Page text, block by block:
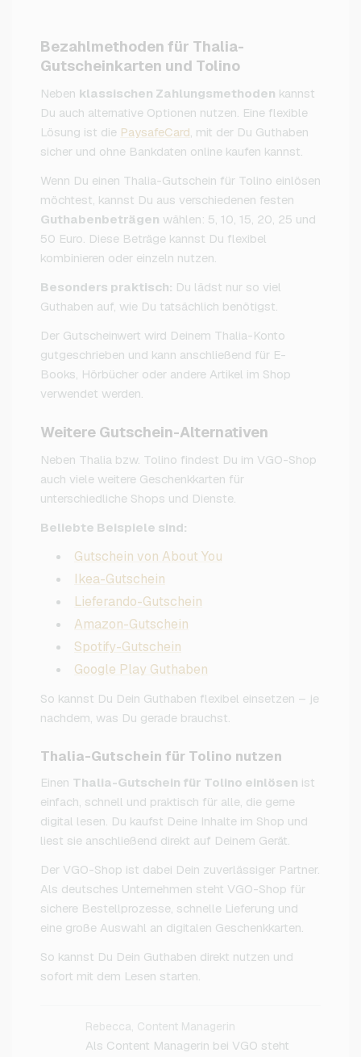
Bezahlmethoden für Thalia-
Gutscheinkarten und Tolino
Neben klassischen Zahlungsmethoden kannst
Du auch alternative Optionen nutzen. Eine flexible
Lösung ist die PaysafeCard, mit der Du Guthaben
sicher und ohne Bankdaten online kaufen kannst.
Wenn Du einen Thalia-Gutschein für Tolino einlösen
möchtest, kannst Du aus verschiedenen festen
Guthabenbeträgen wählen: 5, 10, 15, 20, 25 und
50 Euro. Diese Beträge kannst Du flexibel
kombinieren oder einzeln nutzen.
Besonders praktisch: Du lädst nur so viel
Guthaben auf, wie Du tatsächlich benötigst.
Der Gutscheinwert wird Deinem Thalia-Konto
gutgeschrieben und kann anschließend für E-
Books, Hörbücher oder andere Artikel im Shop
verwendet werden.
Weitere Gutschein-Alternativen
Neben Thalia bzw. Tolino findest Du im VGO-Shop
auch viele weitere Geschenkkarten für
unterschiedliche Shops und Dienste.
Beliebte Beispiele sind:
Gutschein von About You
Ikea-Gutschein
Lieferando-Gutschein
Amazon-Gutschein
Spotify-Gutschein
Google Play Guthaben
So kannst Du Dein Guthaben flexibel einsetzen – je
nachdem, was Du gerade brauchst.
Thalia-Gutschein für Tolino nutzen
Einen Thalia-Gutschein für Tolino einlösen ist
einfach, schnell und praktisch für alle, die gerne
digital lesen. Du kaufst Deine Inhalte im Shop und
liest sie anschließend direkt auf Deinem Gerät.
Der VGO-Shop ist dabei Dein zuverlässiger Partner.
Als deutsches Unternehmen steht VGO-Shop für
sichere Bestellprozesse, schnelle Lieferung und
eine große Auswahl an digitalen Geschenkkarten.
So kannst Du Dein Guthaben direkt nutzen und
sofort mit dem Lesen starten.
Rebecca, Content Managerin
Als Content Managerin bei VGO steht